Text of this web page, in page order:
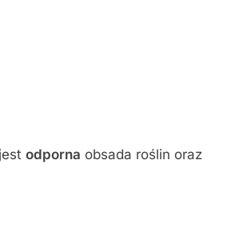
odporna obsada roślin oraz